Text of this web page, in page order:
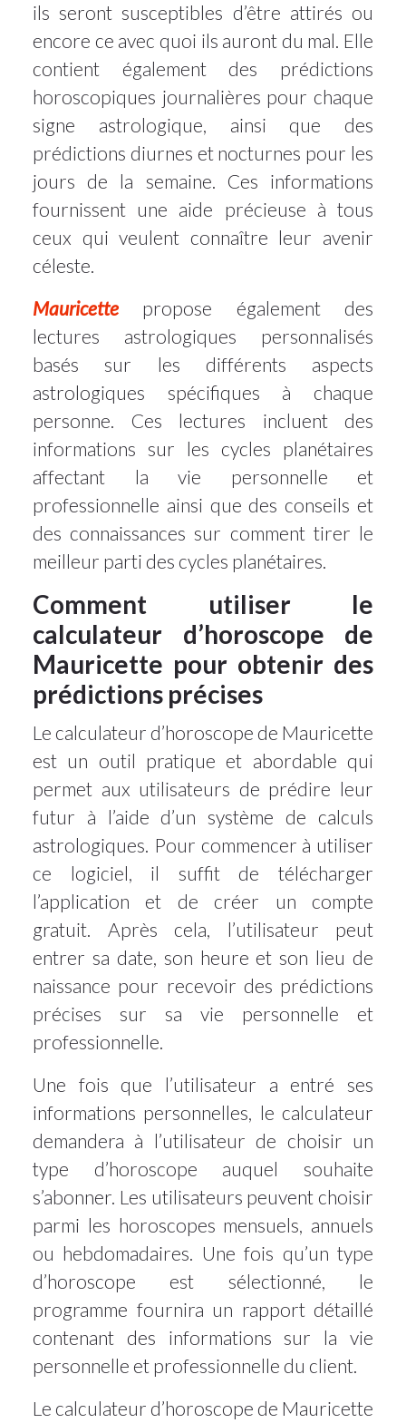
ils seront susceptibles d’être attirés ou
encore ce avec quoi ils auront du mal. Elle
contient également des prédictions
horoscopiques journalières pour chaque
signe astrologique, ainsi que des
prédictions diurnes et nocturnes pour les
jours de la semaine. Ces informations
fournissent une aide précieuse à tous
ceux qui veulent connaître leur avenir
céleste.
Mauricette propose également des
lectures astrologiques personnalisés
basés sur les différents aspects
astrologiques spécifiques à chaque
personne. Ces lectures incluent des
informations sur les cycles planétaires
affectant la vie personnelle et
professionnelle ainsi que des conseils et
des connaissances sur comment tirer le
meilleur parti des cycles planétaires.
Comment utiliser le
calculateur d’horoscope de
Mauricette pour obtenir des
prédictions précises
Le calculateur d’horoscope de Mauricette
est un outil pratique et abordable qui
permet aux utilisateurs de prédire leur
futur à l’aide d’un système de calculs
astrologiques. Pour commencer à utiliser
ce logiciel, il suffit de télécharger
l’application et de créer un compte
gratuit. Après cela, l’utilisateur peut
entrer sa date, son heure et son lieu de
naissance pour recevoir des prédictions
précises sur sa vie personnelle et
professionnelle.
Une fois que l’utilisateur a entré ses
informations personnelles, le calculateur
demandera à l’utilisateur de choisir un
type d’horoscope auquel souhaite
s’abonner. Les utilisateurs peuvent choisir
parmi les horoscopes mensuels, annuels
ou hebdomadaires. Une fois qu’un type
d’horoscope est sélectionné, le
programme fournira un rapport détaillé
contenant des informations sur la vie
personnelle et professionnelle du client.
Le calculateur d’horoscope de Mauricette